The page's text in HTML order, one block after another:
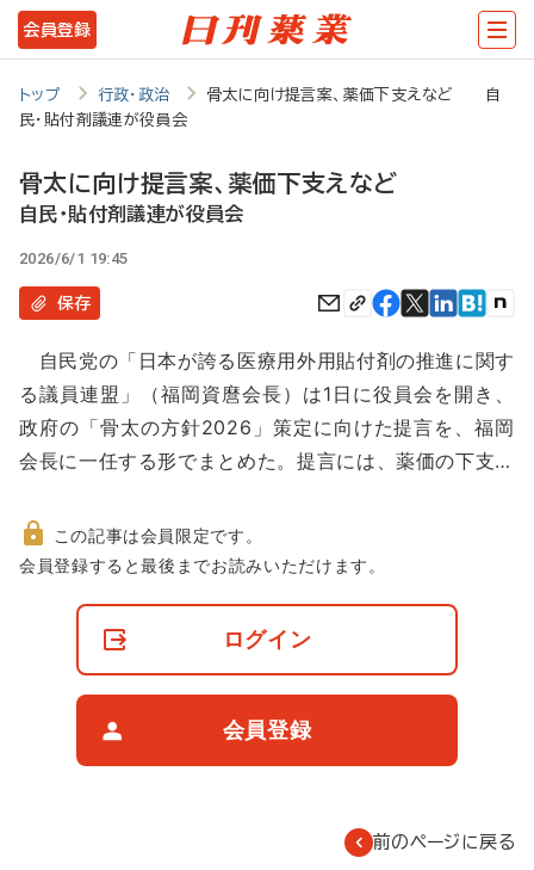
メ
イ
ツ
に
動
会員登録
トップ 行政・政治
骨太に向け提言案、薬価下支えなど 自
民・貼付剤議連が役員会
骨太に向け提言案、薬価下支えなど
自民・貼付剤議連が役員会
2026/6/1 19:45
保存
自民党の「日本が誇る医療用外用貼付剤の推進に関す
る議員連盟」（福岡資麿会長）は1日に役員会を開き、
政府の「骨太の方針2026」策定に向けた提言を、福岡
会長に一任する形でまとめた。提言には、薬価の下支…
非
この記事は会員限定です。
会員登録すると最後までお読みいただけます。
ログイン
会員登録
前のページに戻る